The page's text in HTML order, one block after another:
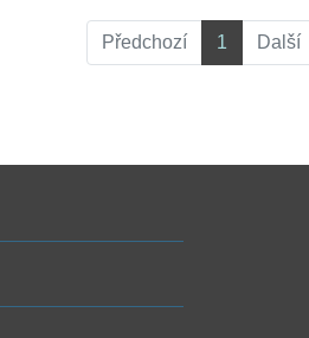
SARS-CoV-2, se
zaměstnavatelů,"
Předchozí 1 Další